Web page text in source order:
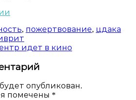
, пожертвование, цдака
идет в кино
опубликован.
помечены *